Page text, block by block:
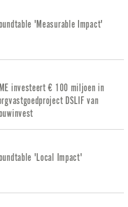
'Measurable Impact'
investeert € 100 miljoen in
DSLIF van
'Local Impact'